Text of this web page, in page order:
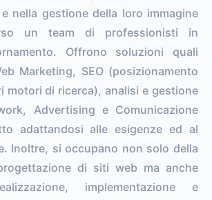
nella gestione della loro immagine
un team di professionisti in
Offrono soluzioni quali
Marketing, SEO (posizionamento
motori di ricerca), analisi e gestione
Advertising e Comunicazione
adattandosi alle esigenze ed al
Inoltre, si occupano non solo della
di siti web ma anche
implementazione e